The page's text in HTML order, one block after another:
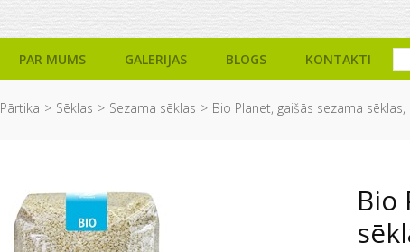
PAR MUMS GALERIJAS BLOGS KONTAKTI
Pārtika Sēklas Sezama sēklas Bio Planet, gaišās sezama sēklas,
Bio